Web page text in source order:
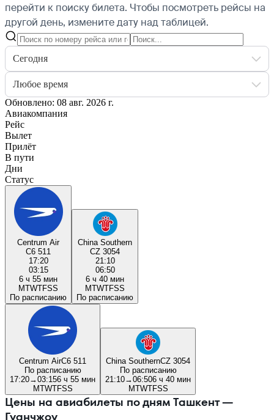
перейти к поиску билета. Чтобы посмотреть рейсы на
другой день, измените дату над таблицей.
Сегодня
Любое время
Обновлено: 08 авг. 2026 г.
Авиакомпания
Рейс
Вылет
Прилёт
В пути
Дни
Статус
Centrum Air
C6 511
17:20
03:15
6 ч 55 мин
MTWTFSS
По расписанию
China Southern
CZ 3054
21:10
06:50
6 ч 40 мин
MTWTFSS
По расписанию
Centrum AirC6 511
По расписанию
17:20→03:156 ч 55 мин
MTWTFSS
China SouthernCZ 3054
По расписанию
21:10→06:506 ч 40 мин
MTWTFSS
Цены на авиабилеты по дням Ташкент —
Гуанчжоу